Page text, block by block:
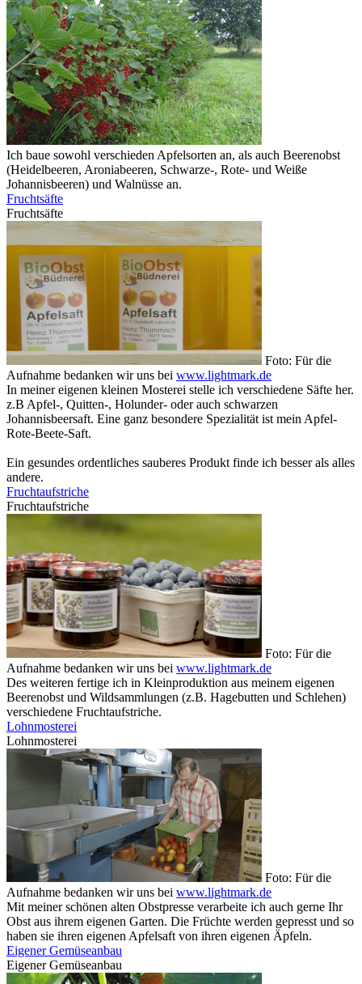
Ich baue sowohl verschieden Apfelsorten an, als auch Beerenobst
(Heidelbeeren, Aroniabeeren, Schwarze-, Rote- und Weiße
Johannisbeeren) und Walnüsse an.
Fruchtsäfte
Fruchtsäfte
Foto: Für die
Aufnahme bedanken wir uns bei www.lightmark.de
In meiner eigenen kleinen Mosterei stelle ich verschiedene Säfte her.
z.B Apfel-, Quitten-, Holunder- oder auch schwarzen
Johannisbeersaft. Eine ganz besondere Spezialität ist mein Apfel-
Rote-Beete-Saft.
Ein gesundes ordentliches sauberes Produkt finde ich besser als alles
andere.
Fruchtaufstriche
Fruchtaufstriche
Foto: Für die
Aufnahme bedanken wir uns bei www.lightmark.de
Des weiteren fertige ich in Kleinproduktion aus meinem eigenen
Beerenobst und Wildsammlungen (z.B. Hagebutten und Schlehen)
verschiedene Fruchtaufstriche.
Lohnmosterei
Lohnmosterei
Foto: Für die
Aufnahme bedanken wir uns bei www.lightmark.de
Mit meiner schönen alten Obstpresse verarbeite ich auch gerne Ihr
Obst aus ihrem eigenen Garten. Die Früchte werden gepresst und so
haben sie ihren eigenen Apfelsaft von ihren eigenen Äpfeln.
Eigener Gemüseanbau
Eigener Gemüseanbau